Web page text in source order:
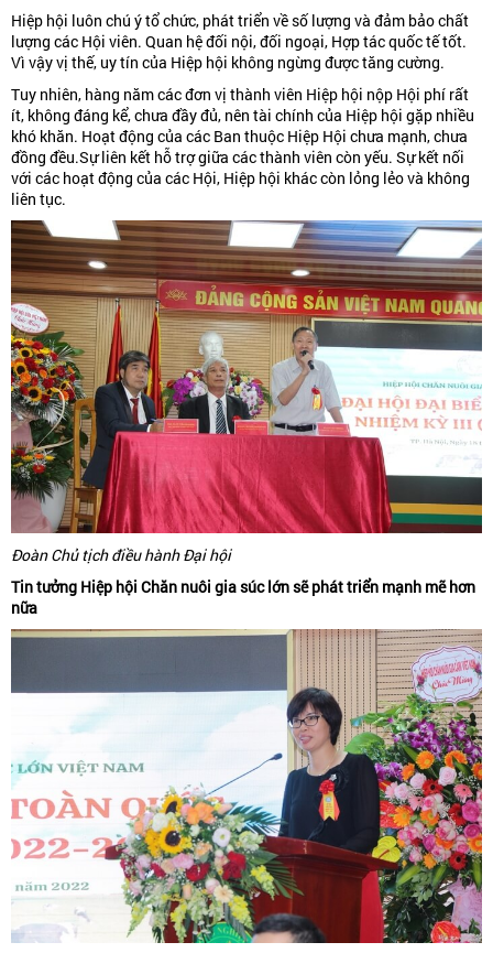
Hiệp hội luôn chú ý tổ chức, phát triển về số lượng và đảm bảo chất
lượng các Hội viên. Quan hệ đối nội, đối ngoại, Hợp tác quốc tế tốt.
Vì vậy vị thế, uy tín của Hiệp hội không ngừng được tăng cường.
Tuy nhiên, hàng năm các đơn vị thành viên Hiệp hội nộp Hội phí rất
ít, không đáng kể, chưa đầy đủ, nên tài chính của Hiệp hội gặp nhiều
khó khăn. Hoạt động của các Ban thuộc Hiệp Hội chưa mạnh, chưa
đồng đều.Sự liên kết hỗ trợ giữa các thành viên còn yếu. Sự kết nối
với các hoạt động của các Hội, Hiệp hội khác còn lỏng lẻo và không
liên tục.
Đoàn Chủ tịch điều hành Đại hội
Tin tưởng Hiệp hội Chăn nuôi gia súc lớn sẽ phát triển mạnh mẽ hơn
nữa